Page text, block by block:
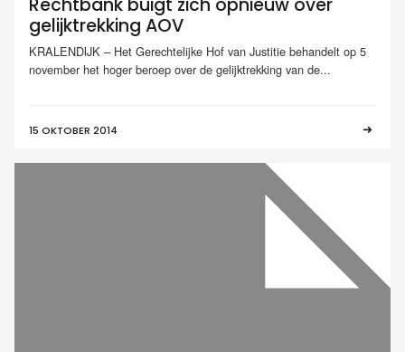
Rechtbank buigt zich opnieuw over
gelijktrekking AOV
KRALENDIJK – Het Gerechtelijke Hof van Justitie behandelt op 5
november het hoger beroep over de gelijktrekking van de...
15 OKTOBER 2014